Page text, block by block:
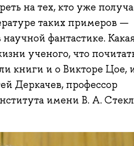
на тех, кто уже
таких примеров —
фантастике.
ученого, что
книги и о Викторе Цое,
Деркачев, профессор
имени В. А.